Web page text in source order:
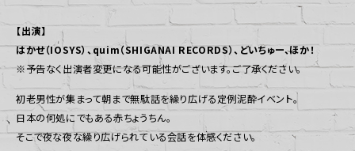
【出演】
はかせ（IOSYS）、quim（SHIGANAI RECORDS）、どいちゅー、ほか！
※予告なく出演者変更になる可能性がございます。ご了承ください。
初老男性が集まって朝まで無駄話を繰り広げる定例泥酔イベント。
日本の何処にでもある赤ちょうちん。
そこで夜な夜な繰り広げられている会話を体感ください。